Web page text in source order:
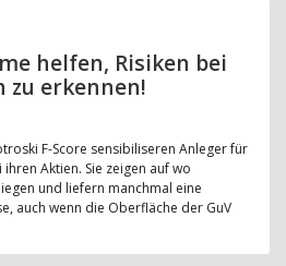
helfen, Risiken bei
zu erkennen!
F-Score sensibiliseren Anleger für
Aktien. Sie zeigen auf wo
und liefern manchmal eine
auch wenn die Oberfläche der GuV